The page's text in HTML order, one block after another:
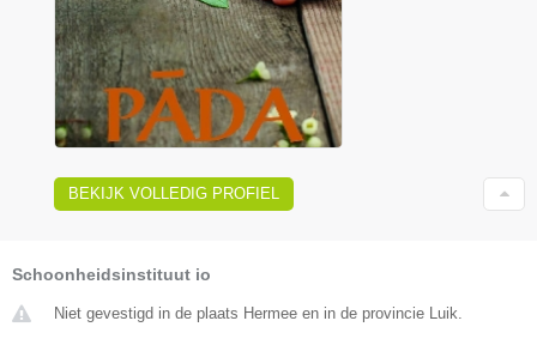
BEKIJK VOLLEDIG PROFIEL
Schoonheidsinstituut io
Niet gevestigd in de plaats Hermee en in de provincie Luik.